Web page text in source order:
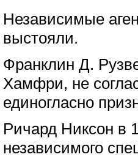
Независимые
выстояли.
Франклин Д.
Хамфри, не
единогласно
Ричард Никсон в
независимого